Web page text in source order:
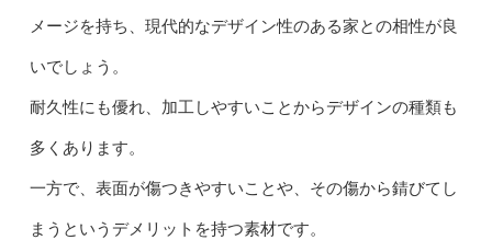
メージを持ち、現代的なデザイン性のある家との相性が良
いでしょう。
耐久性にも優れ、加工しやすいことからデザインの種類も
多くあります。
一方で、表面が傷つきやすいことや、その傷から錆びてし
まうというデメリットを持つ素材です。